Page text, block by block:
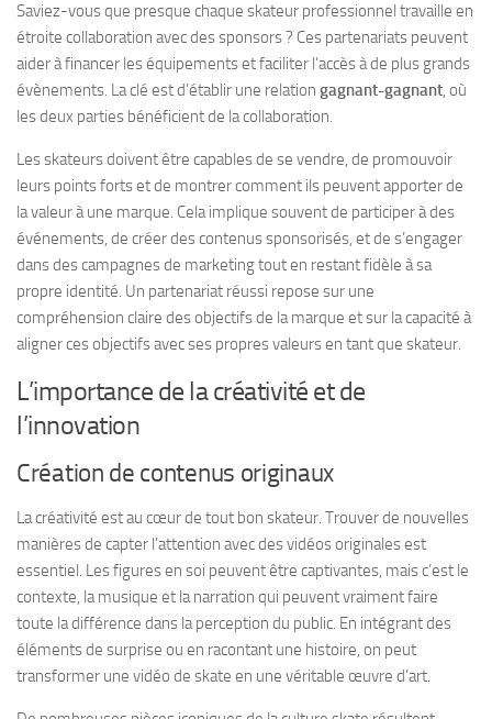
Saviez-vous que presque chaque skateur professionnel travaille en
étroite collaboration avec des sponsors ? Ces partenariats peuvent
aider à financer les équipements et faciliter l’accès à de plus grands
évènements. La clé est d’établir une relation gagnant-gagnant, où
les deux parties bénéficient de la collaboration.
Les skateurs doivent être capables de se vendre, de promouvoir
leurs points forts et de montrer comment ils peuvent apporter de
la valeur à une marque. Cela implique souvent de participer à des
événements, de créer des contenus sponsorisés, et de s’engager
dans des campagnes de marketing tout en restant fidèle à sa
propre identité. Un partenariat réussi repose sur une
compréhension claire des objectifs de la marque et sur la capacité à
aligner ces objectifs avec ses propres valeurs en tant que skateur.
L’importance de la créativité et de
l’innovation
Création de contenus originaux
La créativité est au cœur de tout bon skateur. Trouver de nouvelles
manières de capter l’attention avec des vidéos originales est
essentiel. Les figures en soi peuvent être captivantes, mais c’est le
contexte, la musique et la narration qui peuvent vraiment faire
toute la différence dans la perception du public. En intégrant des
éléments de surprise ou en racontant une histoire, on peut
transformer une vidéo de skate en une véritable œuvre d’art.